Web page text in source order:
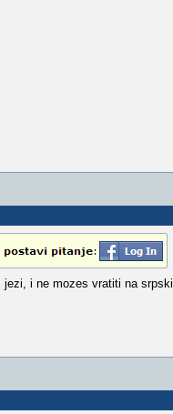
jezi, i ne mozes vratiti na srpski